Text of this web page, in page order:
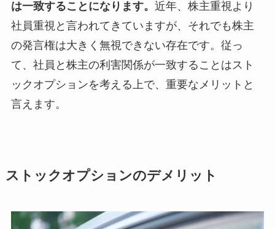
は一致することになります。 近年、株主重視より
社員重視と言われてきていますが、それでも株主
の発言権は大きく無視できない存在です。従っ
て、社員と株主の利害関係が一致することはスト
ックオプションを考える上で、重要なメリットと
言えます。
ストックオプションのデメリット